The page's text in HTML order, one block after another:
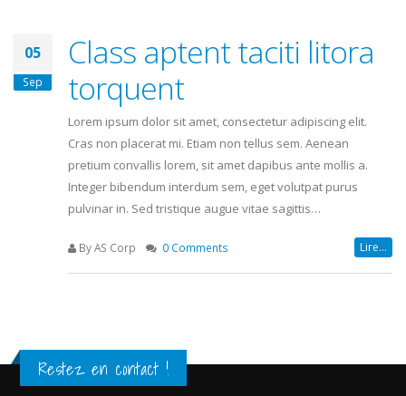
05
Sep
Class aptent taciti litora
torquent
Lorem ipsum dolor sit amet, consectetur adipiscing elit.
Cras non placerat mi. Etiam non tellus sem. Aenean
pretium convallis lorem, sit amet dapibus ante mollis a.
Integer bibendum interdum sem, eget volutpat purus
pulvinar in. Sed tristique augue vitae sagittis…
By AS Corp 0 Comments Lire...
Restez en contact !